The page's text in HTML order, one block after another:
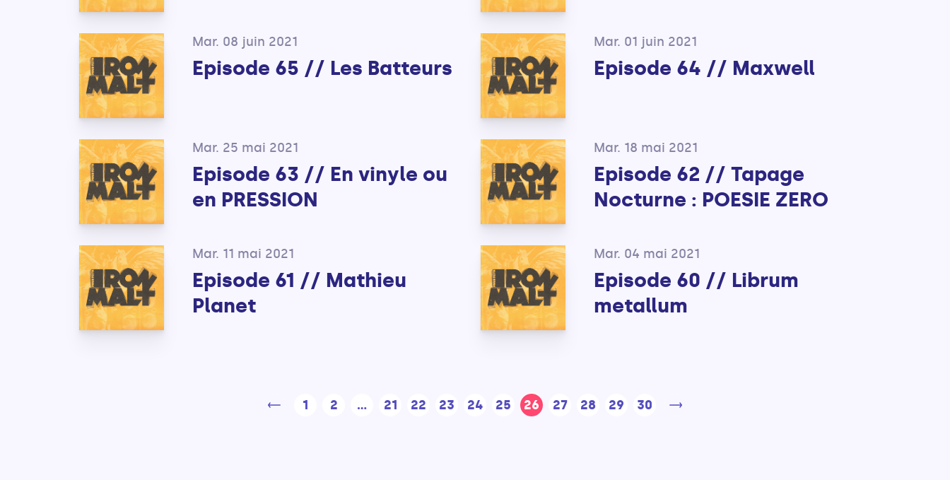
Mar. 08 juin 2021
Episode 65 // Les Batteurs
Mar. 01 juin 2021
Episode 64 // Maxwell
Mar. 25 mai 2021
Episode 63 // En vinyle ou
en PRESSION
Mar. 18 mai 2021
Episode 62 // Tapage
Nocturne : POESIE ZERO
Mar. 11 mai 2021
Episode 61 // Mathieu
Planet
Mar. 04 mai 2021
Episode 60 // Librum
metallum
1 2 ... 21 22 23 24 25 26 27 28 29 30